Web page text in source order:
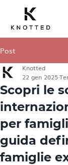
Post
Scopri le
per
guida
famiglie
Knotted
22 gen 2025